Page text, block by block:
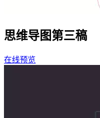
思维导图第三稿
在线预览